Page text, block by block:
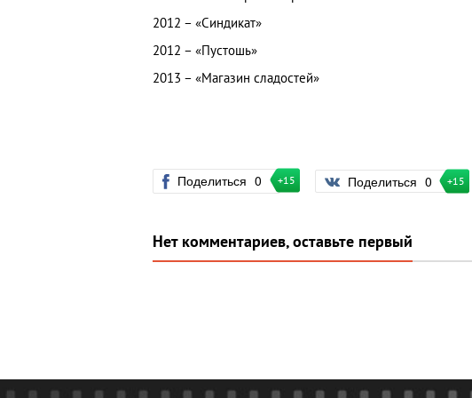
2012 – «Синдикат»
2012 – «Пустошь»
2013 – «Магазин сладостей»
Поделиться 0 +15 Поделиться 0 +15
Нет комментариев, оставьте первый